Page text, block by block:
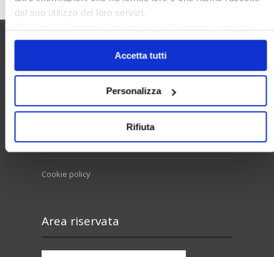
dal suo utilizzo dei loro servizi.
solo i cookie necessari.
Accetta tutti
Personalizza
Rifiuta
Cookie policy
Area riservata